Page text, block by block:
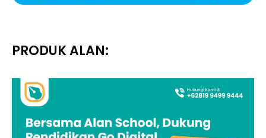
PRODUK ALAN: